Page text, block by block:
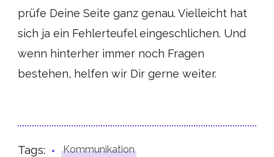
prüfe Deine Seite ganz genau. Vielleicht hat
sich ja ein Fehlerteufel eingeschlichen. Und
wenn hinterher immer noch Fragen
bestehen, helfen wir Dir gerne weiter.
Tags:
Kommunikation